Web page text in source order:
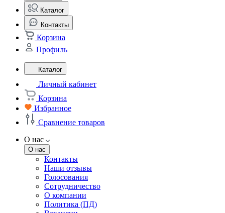
Каталог
Контакты
Корзина
Профиль
Каталог
Личный кабинет
Корзина
Избранное
Сравнение товаров
О нас
О нас
Контакты
Наши отзывы
Голосования
Сотрудничество
О компании
Политика (ПД)